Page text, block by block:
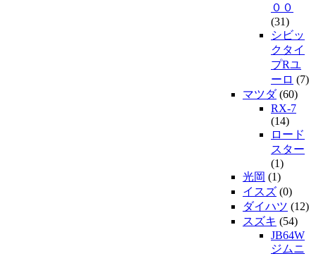
００
(31)
シビッ
クタイ
プRユ
ーロ (7)
マツダ(60)
RX-7
(14)
ロード
スター
(1)
光岡 (1)
イスズ (0)
ダイハツ (12)
スズキ (54)
JB64W
ジムニ